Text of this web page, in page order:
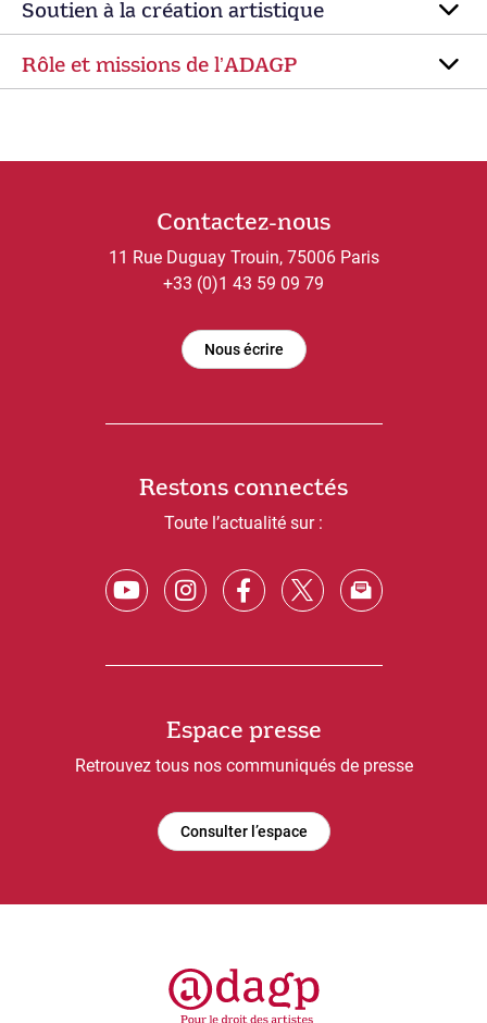
Soutien à la création artistique
Rôle et missions de lʼADAGP
Contactez-nous
11 Rue Duguay Trouin, 75006 Paris
+33 (0)1 43 59 09 79
Nous écrire
Restons connectés
Toute l’actualité sur :
Espace presse
Retrouvez tous nos communiqués de presse
Consulter l’espace